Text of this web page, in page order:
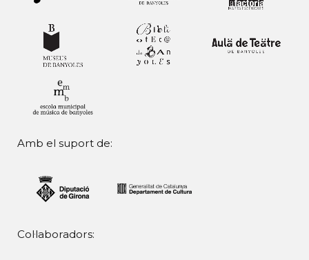
Amb el suport de:
Col·laboradors: